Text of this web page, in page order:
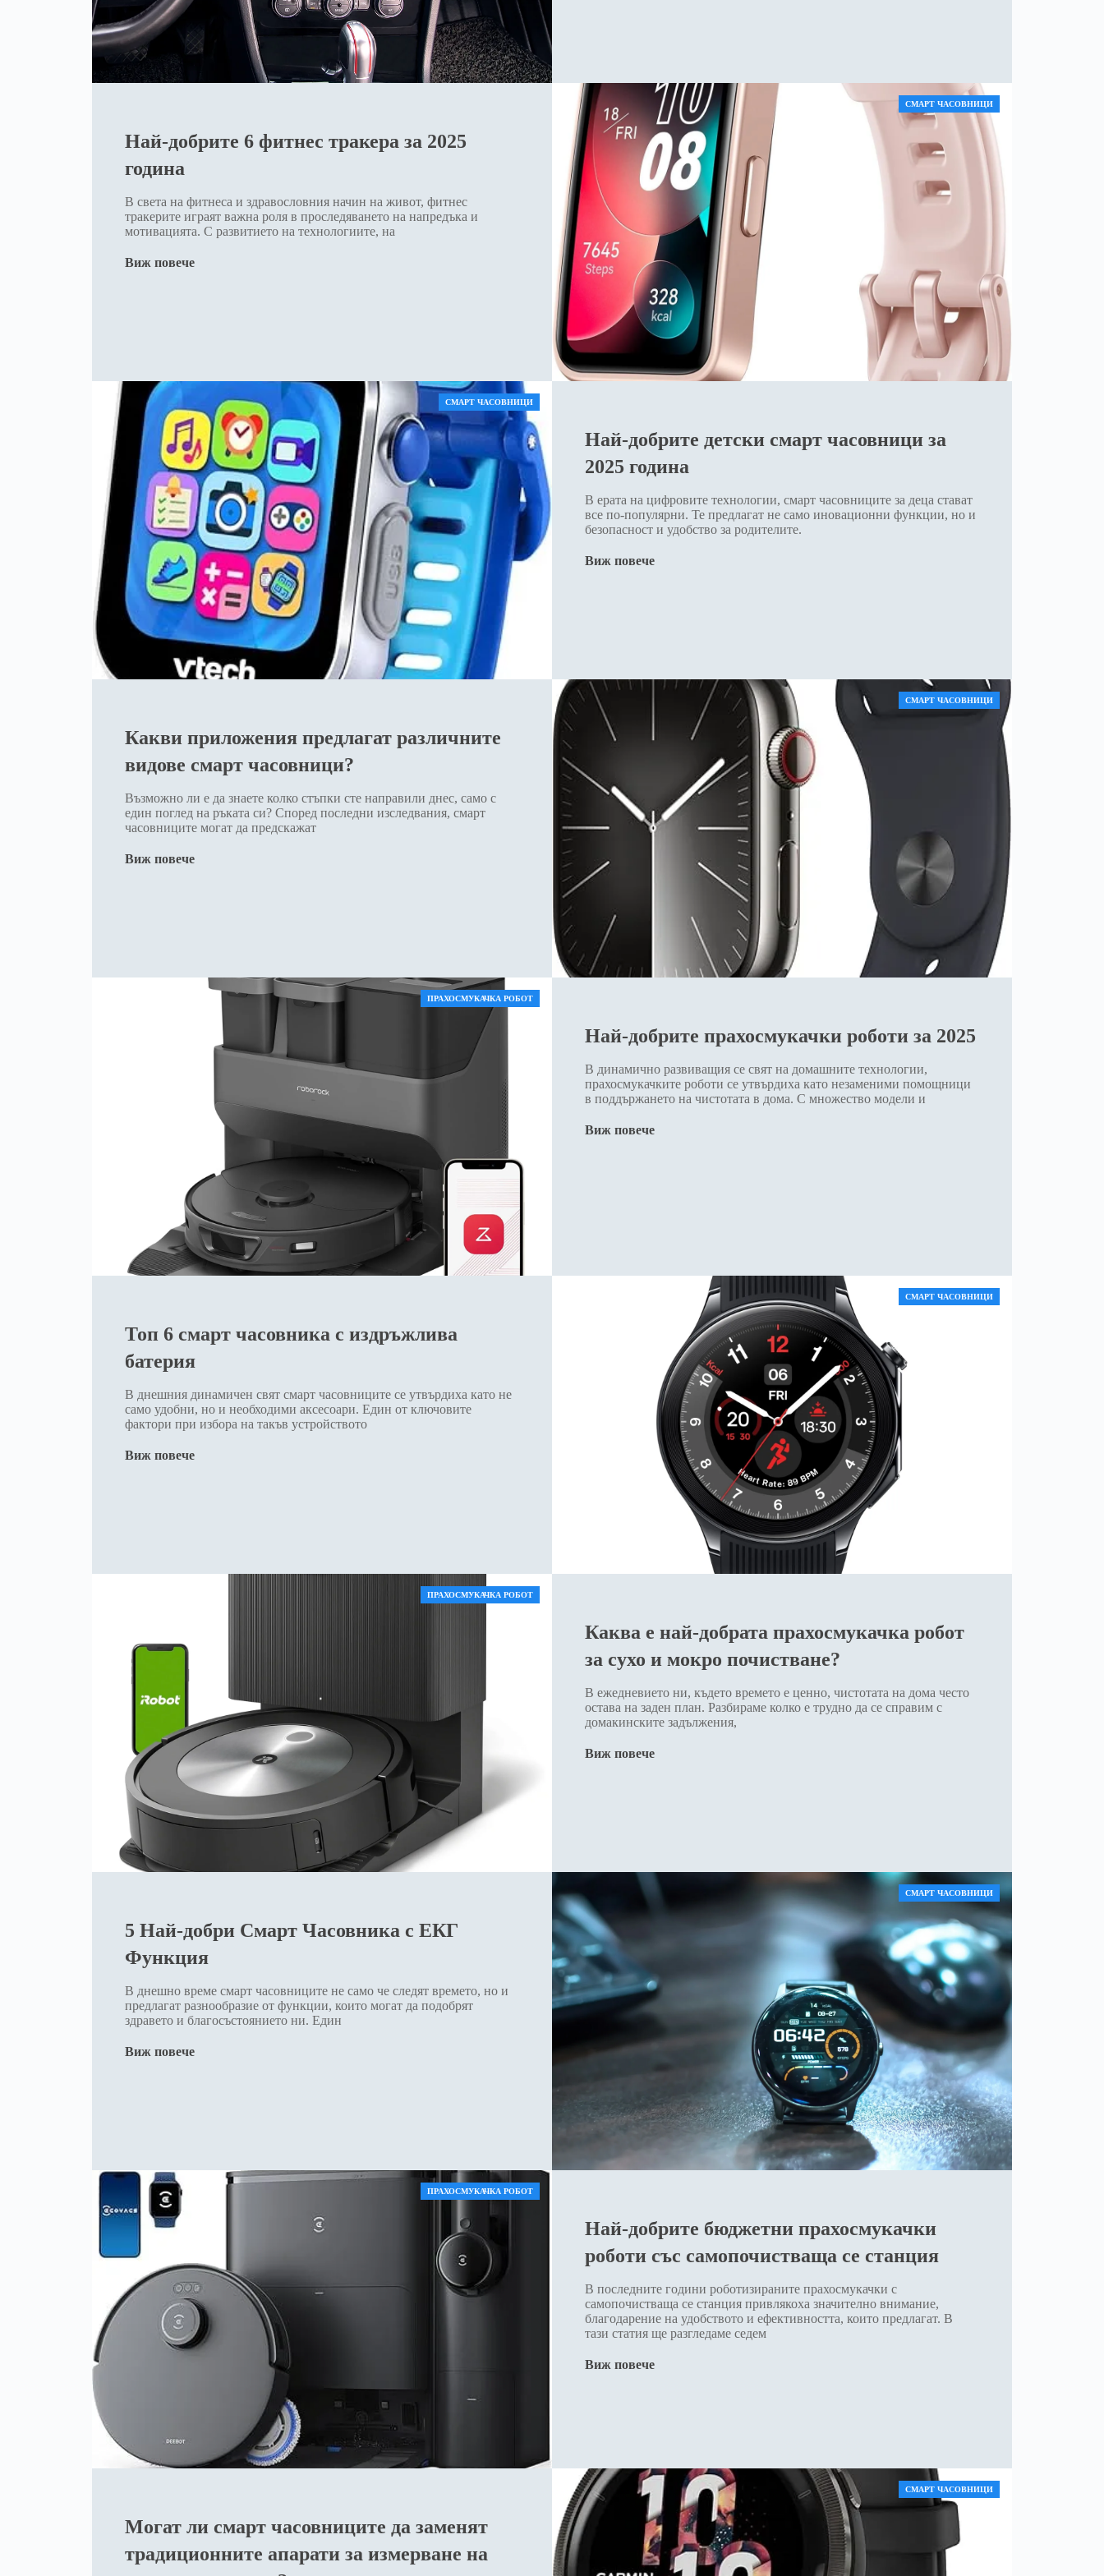
СМАРТ ЧАСОВНИЦИ
Най-добрите 6 фитнес тракера за 2025
година
В света на фитнеса и здравословния начин на живот, фитнес
тракерите играят важна роля в проследяването на напредъка и
мотивацията. С развитието на технологиите, на
Виж повече
СМАРТ ЧАСОВНИЦИ
Най-добрите детски смарт часовници за
2025 година
В ерата на цифровите технологии, смарт часовниците за деца стават
все по-популярни. Те предлагат не само иновационни функции, но и
безопасност и удобство за родителите.
Виж повече
СМАРТ ЧАСОВНИЦИ
Какви приложения предлагат различните
видове смарт часовници?
Възможно ли е да знаете колко стъпки сте направили днес, само с
един поглед на ръката си? Според последни изследвания, смарт
часовниците могат да предскажат
Виж повече
ПРАХОСМУКАЧКА РОБОТ
Най-добрите прахосмукачки роботи за 2025
В динамично развиващия се свят на домашните технологии,
прахосмукачките роботи се утвърдиха като незаменими помощници
в поддържането на чистотата в дома. С множество модели и
Виж повече
СМАРТ ЧАСОВНИЦИ
Топ 6 смарт часовника с издръжлива
батерия
В днешния динамичен свят смарт часовниците се утвърдиха като не
само удобни, но и необходими аксесоари. Един от ключовите
фактори при избора на такъв устройството
Виж повече
ПРАХОСМУКАЧКА РОБОТ
Каква е най-добрата прахосмукачка робот
за сухо и мокро почистване?
В ежедневието ни, където времето е ценно, чистотата на дома често
остава на заден план. Разбираме колко е трудно да се справим с
домакинските задължения,
Виж повече
СМАРТ ЧАСОВНИЦИ
5 Най-добри Смарт Часовника с ЕКГ
Функция
В днешно време смарт часовниците не само че следят времето, но и
предлагат разнообразие от функции, които могат да подобрят
здравето и благосъстоянието ни. Един
Виж повече
ПРАХОСМУКАЧКА РОБОТ
Най-добрите бюджетни прахосмукачки
роботи със самопочистваща се станция
В последните години роботизираните прахосмукачки с
самопочистваща се станция привлякоха значително внимание,
благодарение на удобството и ефективността, които предлагат. В
тази статия ще разгледаме седем
Виж повече
СМАРТ ЧАСОВНИЦИ
Могат ли смарт часовниците да заменят
традиционните апарати за измерване на